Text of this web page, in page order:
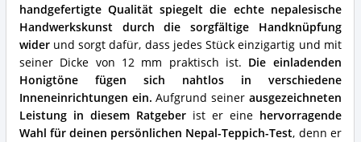
handgefertigte Qualität spiegelt die echte nepalesische
Handwerkskunst durch die sorgfältige Handknüpfung
widerund sorgt dafür, dass jedes Stück einzigartig und mit
seiner Dicke von 12 mm praktisch ist. Die einladenden
Honigtöne fügen sich nahtlos in verschiedene
Inneneinrichtungen ein. Aufgrund seiner ausgezeichneten
Leistung in diesem Ratgeberist er eine hervorragende
Wahl für deinen persönlichen Nepal-Teppich-Test, denn er